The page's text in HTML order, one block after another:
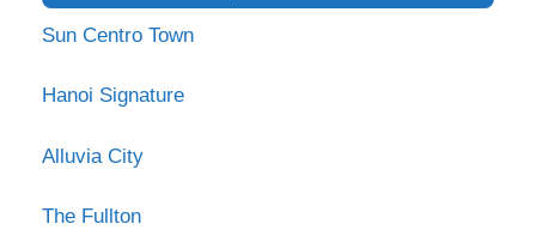
Sun Centro Town
Hanoi Signature
Alluvia City
The Fullton